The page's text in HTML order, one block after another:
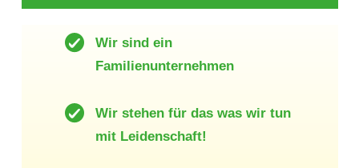
Wir sind ein
Familienunternehmen
Wir stehen für das was wir tun
mit Leidenschaft!